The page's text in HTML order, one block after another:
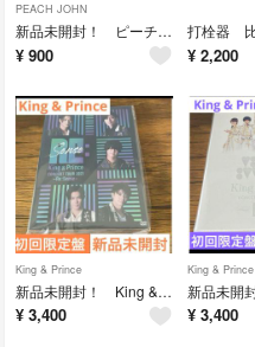
PEACH JOHN
新品未開封！ ピーチジョン ナイトブラマスク バストケア
¥ 900 ¥ 2,200
King & Prince
新品未開封！ King & Prince DVD Re：Sense
¥ 3,400
King & Prince
¥ 3,400